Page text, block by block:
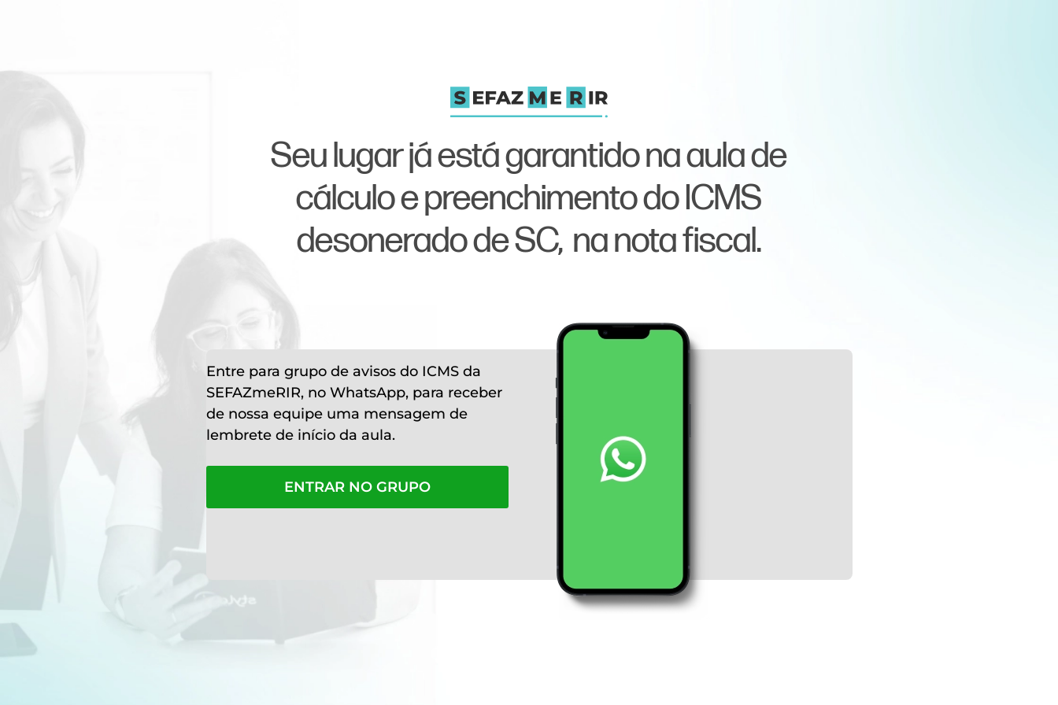
Seu lugar já está garantido na aula de
cálculo e preenchimento do ICMS
desonerado de SC, na nota fiscal.
Entre para grupo de avisos do ICMS da
SEFAZmeRIR, no WhatsApp, para receber
de nossa equipe uma mensagem de
lembrete de início da aula.
ENTRAR NO GRUPO